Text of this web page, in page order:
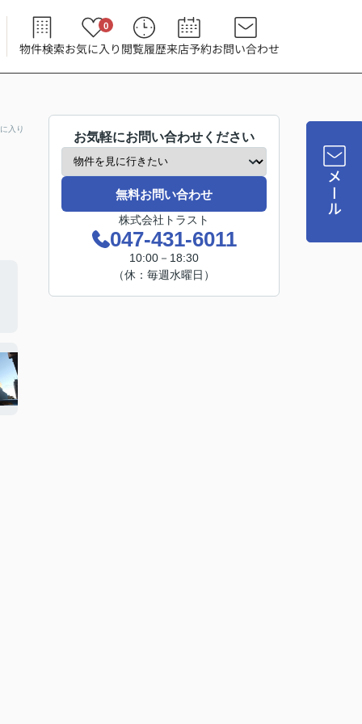
物件検索お気に入り
0
閲覧履歴来店予約お問い合わせ
メール
入り
お気軽にお問い合わせください
無料お問い合わせ
株式会社トラスト
047-431-6011
10:00－18:30
（休：毎週水曜日）